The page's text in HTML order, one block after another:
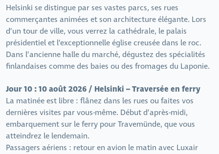
Helsinki se distingue par ses vastes parcs, ses rues
commerçantes animées et son architecture élégante. Lors
d’un tour de ville, vous verrez la cathédrale, le palais
présidentiel et l’exceptionnelle église creusée dans le roc.
Dans l’ancienne halle du marché, dégustez des spécialités
finlandaises comme des baies ou des fromages du Laponie.
Jour 10 : 10 août 2026 / Helsinki – Traversée en ferry
La matinée est libre : flânez dans les rues ou faites vos
dernières visites par vous-même. Début d’après-midi,
embarquement sur le ferry pour Travemünde, que vous
atteindrez le lendemain.
Passagers aériens : retour en avion le matin avec Luxair